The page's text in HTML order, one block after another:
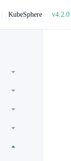
| KubeSphere v4.2.0